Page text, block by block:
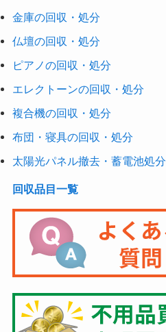
金庫の回収・処分
仏壇の回収・処分
ピアノの回収・処分
エレクトーンの回収・処分
複合機の回収・処分
布団・寝具の回収・処分
太陽光パネル撤去・蓄電池処分
回収品目一覧